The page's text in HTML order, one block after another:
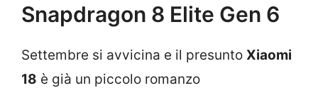
Snapdragon 8 Elite Gen 6
Settembre si avvicina e il presunto Xiaomi
18 è già un piccolo romanzo